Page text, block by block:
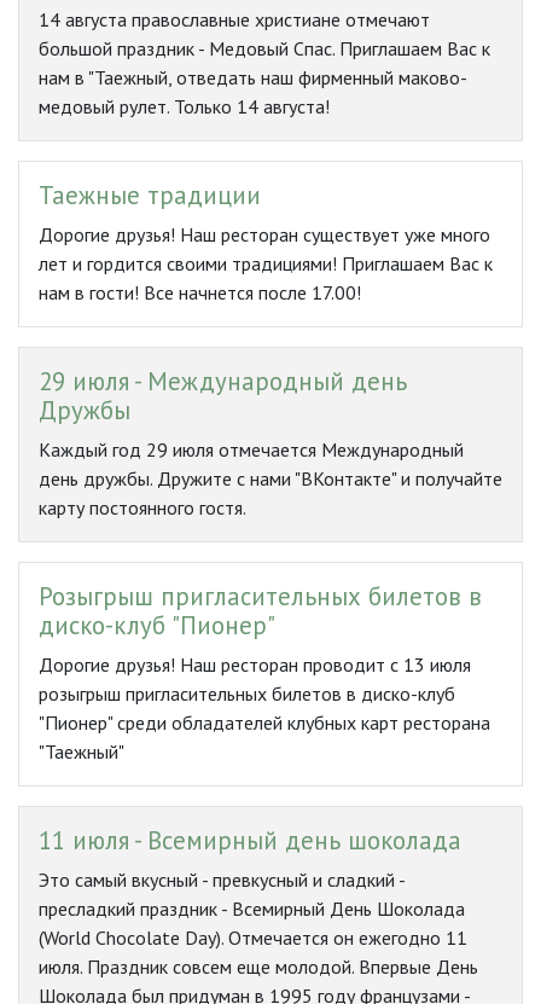
14 августа православные христиане отмечают
большой праздник - Медовый Спас. Приглашаем Вас к
нам в "Таежный, отведать наш фирменный маково-
медовый рулет. Только 14 августа!
Таежные традиции
Дорогие друзья! Наш ресторан существует уже много
лет и гордится своими традициями! Приглашаем Вас к
нам в гости! Все начнется после 17.00!
29 июля - Международный день
Дружбы
Каждый год 29 июля отмечается Международный
день дружбы. Дружите с нами "ВКонтакте" и получайте
карту постоянного гостя.
Розыгрыш пригласительных билетов в
диско-клуб "Пионер"
Дорогие друзья! Наш ресторан проводит с 13 июля
розыгрыш пригласительных билетов в диско-клуб
"Пионер" среди обладателей клубных карт ресторана
"Таежный"
11 июля - Всемирный день шоколада
Это самый вкусный - превкусный и сладкий -
пресладкий праздник - Всемирный День Шоколада
(World Chocolate Day). Отмечается он ежегодно 11
июля. Праздник совсем еще молодой. Впервые День
Шоколада был придуман в 1995 году французами -